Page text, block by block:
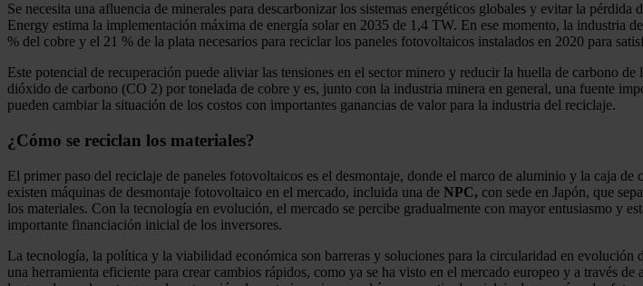
Se necesita una afluencia de minerales para descarbonizar los sistemas energéticos globales y evitar la
Energy estima la implementación máxima de energía solar en 2035 de 1,4 TW. En ese momento, la
% del cobre y el 21 % de la plata necesarios para reciclar los paneles fotovoltaicos instalados en 2020 para
Este potencial de recuperación puede aliviar las tensiones en el sector minero y reducir la huella de carbono
dióxido de carbono (CO 2) por tonelada de cobre y es, junto con la industria minera en general, una fuente
pueden cambiar la situación de los costos con importantes ganancias de valor para la industria del reciclaje.
¿Cómo se reciclan los materiales?
El primer paso del reciclaje de paneles fotovoltaicos es el desmontaje, donde el marco de aluminio y la caja
existen máquinas de desmontaje fotovoltaico en el mercado, incluida una de NPC, con sede en Japón, que
los materiales. Con la tecnología en evolución, el mercado se percibe gradualmente con mayor entusiasmo y
importante financiación inicial de los inversores.
La tecnología, la política y la viabilidad económica son barreras y soluciones para la circularidad en
una herramienta eficiente para crear cambios rápidos, como ya se ha visto en el mercado europeo y a través